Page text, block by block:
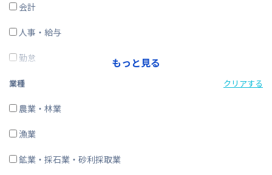
会計
人事・給与
勤怠
経費精算
CRM・SFA
ERP
在庫購買
もっと見る
業種 クリアする
農業・林業
漁業
鉱業・採石業・砂利採取業